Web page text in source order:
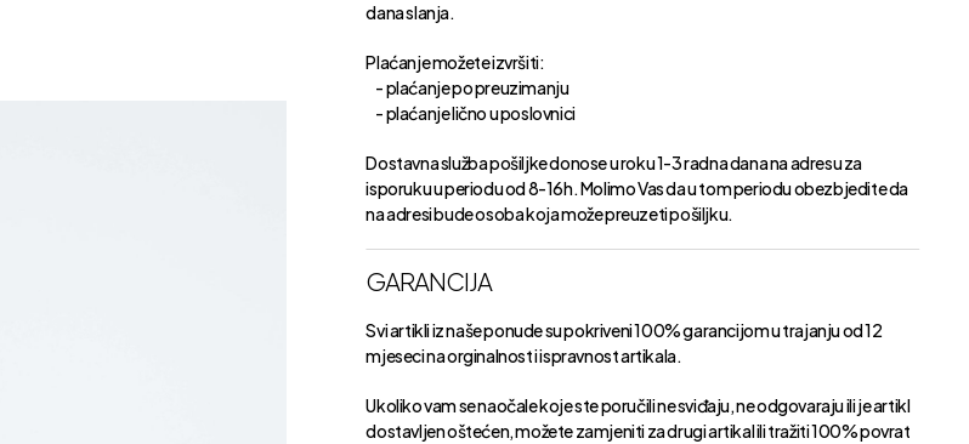
dana slanja.
Plaćanje možete izvršiti:
- plaćanje po preuzimanju
- plaćanje lično u poslovnici
Dostavna služba pošiljke donose u roku 1-3 radna dana na adresu za
isporuku u periodu od 8-16h. Molimo Vas da u tom periodu obezbjedite da
na adresi bude osoba koja može preuzeti pošiljku.
GARANCIJA
Svi artikli iz naše ponude su pokriveni 100% garancijom u trajanju od 12
mjeseci na orginalnost i ispravnost artikala.
Ukoliko vam se naočale koje ste poručili ne sviđaju, ne odgovaraju ili je artikl
dostavljen oštećen, možete zamjeniti za drugi artikal ili tražiti 100% povrat